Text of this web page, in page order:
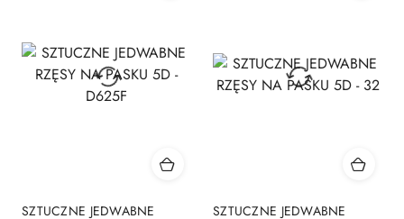
SZTUCZNE JEDWABNE
SZTUCZNE JEDWABNE